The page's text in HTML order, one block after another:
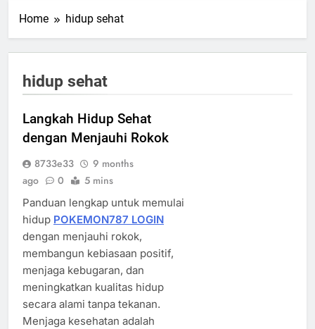
Home hidup sehat
hidup sehat
Langkah Hidup Sehat
dengan Menjauhi Rokok
8733e33
9 months
ago
0 5 mins
Panduan lengkap untuk memulai
hidup POKEMON787 LOGIN
dengan menjauhi rokok,
membangun kebiasaan positif,
menjaga kebugaran, dan
meningkatkan kualitas hidup
secara alami tanpa tekanan.
Menjaga kesehatan adalah